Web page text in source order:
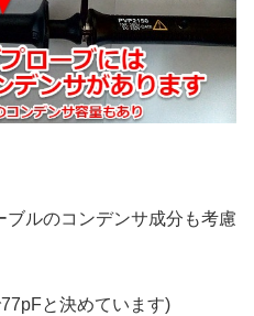
ブルのコンデンサ成分も考慮
と決めています)